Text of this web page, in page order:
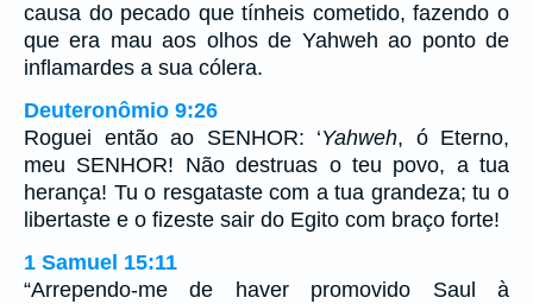
causa do pecado que tínheis cometido, fazendo o
que era mau aos olhos de Yahweh ao ponto de
inflamardes a sua cólera.
Deuteronômio 9:26
Roguei então ao SENHOR: ‘Yahweh, ó Eterno,
meu SENHOR! Não destruas o teu povo, a tua
herança! Tu o resgataste com a tua grandeza; tu o
libertaste e o fizeste sair do Egito com braço forte!
1 Samuel 15:11
“Arrependo-me de haver promovido Saul à